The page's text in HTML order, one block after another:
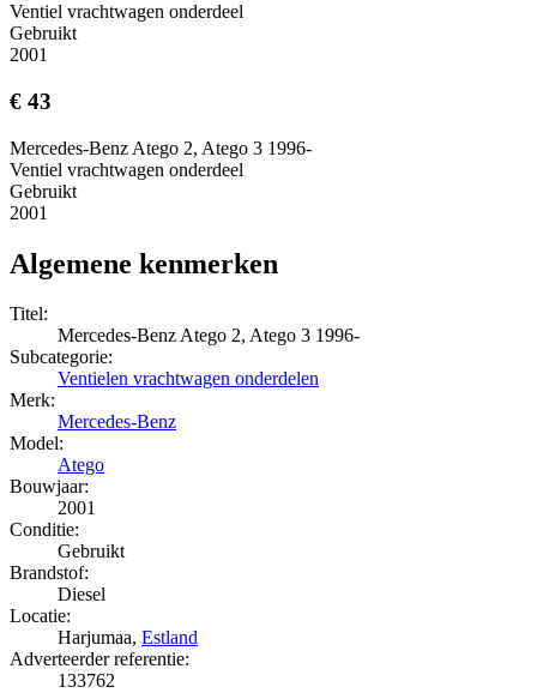
Ventiel vrachtwagen onderdeel
Gebruikt
2001
€ 43
Mercedes-Benz Atego 2, Atego 3 1996-
Ventiel vrachtwagen onderdeel
Gebruikt
2001
Algemene kenmerken
Titel:
Mercedes-Benz Atego 2, Atego 3 1996-
Subcategorie:
Ventielen vrachtwagen onderdelen
Merk:
Mercedes-Benz
Model:
Atego
Bouwjaar:
2001
Conditie:
Gebruikt
Brandstof:
Diesel
Locatie:
Harjumaa, Estland
Adverteerder referentie:
133762